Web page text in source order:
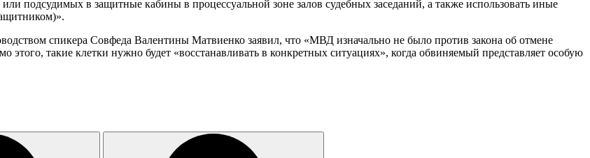
подсудимых в защитные кабины в процессуальной зоне залов судебных заседаний, а также использовать иные
спикера Совфеда Валентины Матвиенко заявил, что «МВД изначально не было против закона об отмене
такие клетки нужно будет «восстанавливать в конкретных ситуациях», когда обвиняемый представляет особую